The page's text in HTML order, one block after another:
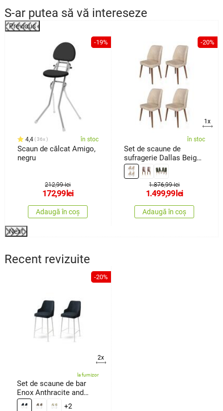
S-ar putea să vă intereseze
Previous
-19%
4,4 36x în stoc
Scaun de călcat Amigo,
negru
212,99 lei
172,99 lei
Adaugă în coș
-20%
1x
în stoc
Set de scaune de
sufragerie Dallas Beige
and Brown, 4 buc.
1.876,99 lei
1.499,99 lei
Adaugă în coș
Next
Recent revizuite
-20%
2x
la furnizor
Set de scaune de bar
Enox Anthracite and
White, 2buc.
+2